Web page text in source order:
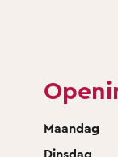
Maandag
Dinsdag